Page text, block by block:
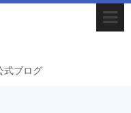
式ブログ